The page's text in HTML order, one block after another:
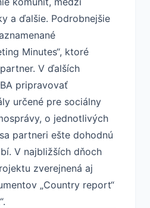
a ďalšie. Podrobnejšie
Minutes“, ktoré
V ďalších
pripravovať
určené pre sociálny
o jednotlivých
partneri ešte dohodnú
V najbližších dňoch
zverejnená aj
„Country report“